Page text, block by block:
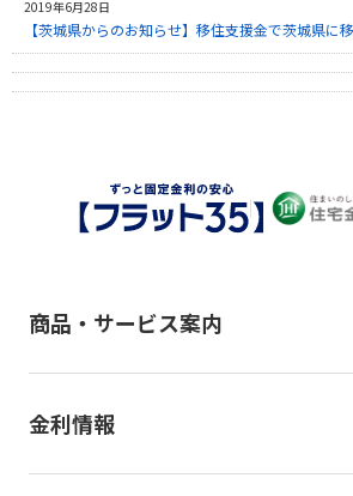
2019年6月28日
【茨城県からのお知らせ】移住支援金で茨城県に
商品・サービス案内
金利情報